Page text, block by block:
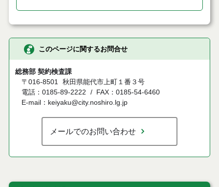
このページに関するお問合せ
総務部 契約検査課
〒016-8501 秋田県能代市上町１番３号
電話：0185-89-2222
FAX：0185-54-6460
E-mail：keiyaku@city.noshiro.lg.jp
メールでのお問い合わせ